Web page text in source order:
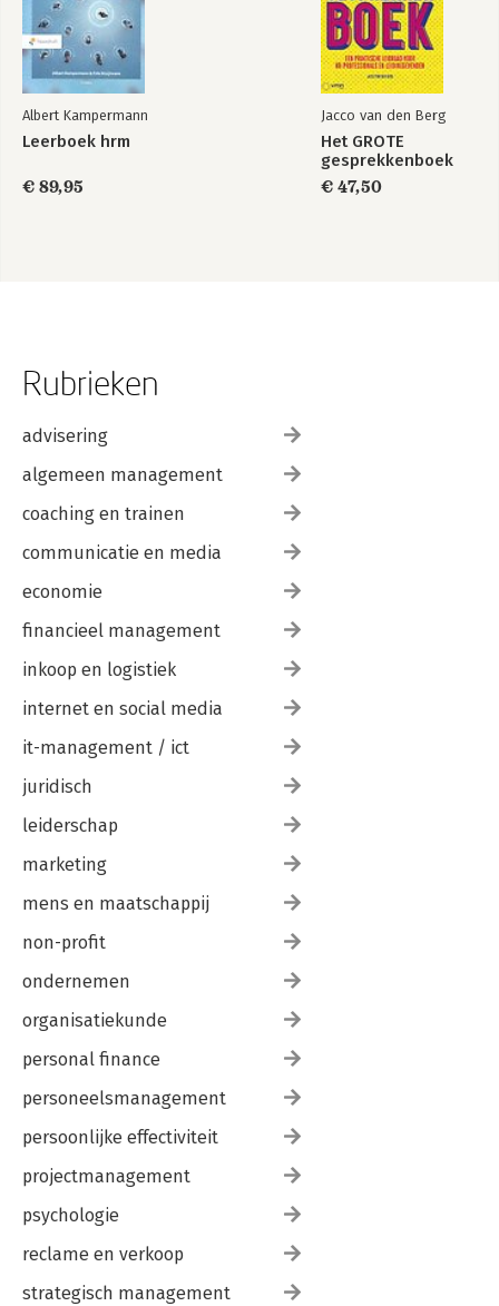
Albert Kampermann
Leerboek hrm
€ 89,95
Jacco van den Berg
Het GROTE
gesprekkenboek
€ 47,50
Rubrieken
advisering
algemeen management
coaching en trainen
communicatie en media
economie
financieel management
inkoop en logistiek
internet en social media
it-management / ict
juridisch
leiderschap
marketing
mens en maatschappij
non-profit
ondernemen
organisatiekunde
personal finance
personeelsmanagement
persoonlijke effectiviteit
projectmanagement
psychologie
reclame en verkoop
strategisch management